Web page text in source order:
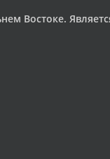
Востоке.